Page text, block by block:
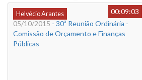
Helvécio Arantes
00:09:03
05/10/2015 - 30ª Reunião Ordinária -
Comissão de Orçamento e Finanças
Públicas